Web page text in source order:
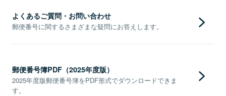
よくあるご質問・お問い合わせ
郵便番号に関するさまざまな疑問にお答えします。
郵便番号簿PDF（2025年度版）
2025年度版郵便番号簿をPDF形式でダウンロードできま
す。